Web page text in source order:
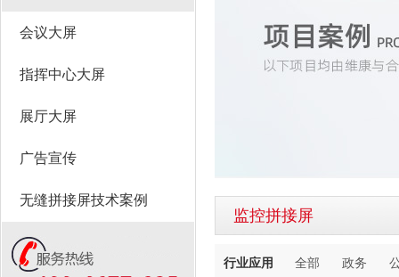
会议大屏
指挥中心大屏
展厅大屏
广告宣传
无缝拼接屏技术案例
监控拼接屏
行业应用 全部 政务